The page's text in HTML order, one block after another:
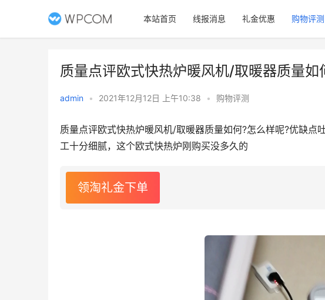
本站首页 线报消息 礼金优惠 购物评测
质量点评欧式快热炉暖风机/取暖器质量
admin • 2021年12月12日 上午10:38 • 购物评测
质量点评欧式快热炉暖风机/取暖器质量如何?怎么样呢?优缺点
工十分细腻，这个欧式快热炉刚购买没多久的
领淘礼金下单